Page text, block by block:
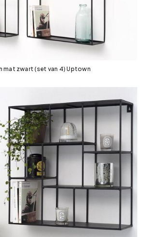
mat zwart (set van 4) Uptown